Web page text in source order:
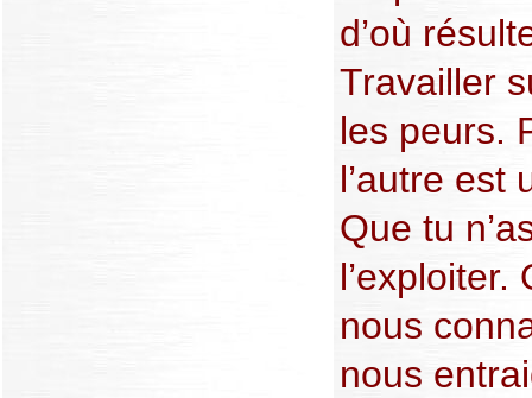
d’où
Travailler
les peurs.
l’autre est
Que tu
nous
nous